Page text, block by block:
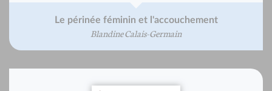
Le périnée féminin et l'accouchement
Blandine Calais-Germain